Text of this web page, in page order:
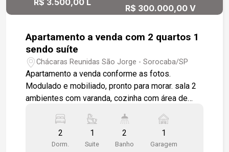
R$ 3.500,00 L
R$ 300.000,00 V
Apartamento a venda com 2 quartos 1
sendo suíte
Chácaras Reunidas São Jorge - Sorocaba/SP
Apartamento a venda conforme as fotos.
Modulado e mobiliado, pronto para morar. sala 2
ambientes com varanda, cozinha com área de
garagem coberta No valor da locação está
incluso: Aluguel, condomínio, água e IPTU.
2
Dorm.
1
Suite
2
Banho
1
Garagem